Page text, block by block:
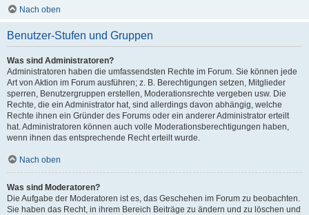
Nach oben
Benutzer-Stufen und Gruppen
Was sind Administratoren?
Administratoren haben die umfassendsten Rechte im Forum. Sie können jede
Art von Aktion im Forum ausführen; z. B. Berechtigungen setzen, Mitglieder
sperren, Benutzergruppen erstellen, Moderationsrechte vergeben usw. Die
Rechte, die ein Administrator hat, sind allerdings davon abhängig, welche
Rechte ihnen ein Gründer des Forums oder ein anderer Administrator erteilt
hat. Administratoren können auch volle Moderationsberechtigungen haben,
wenn ihnen das entsprechende Recht erteilt wurde.
Nach oben
Was sind Moderatoren?
Die Aufgabe der Moderatoren ist es, das Geschehen im Forum zu beobachten.
Sie haben das Recht, in ihrem Bereich Beiträge zu ändern und zu löschen und